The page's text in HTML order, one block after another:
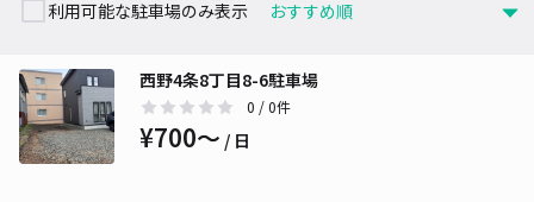
利用可能な駐車場のみ表示
西野4条8丁目8-6駐車場
0 / 0件
¥700〜 / 日